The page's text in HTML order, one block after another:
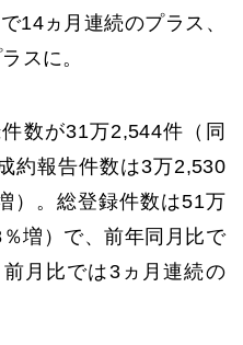
14ヵ月連続のプラス、
スに。
数が31万2,544件（同
約報告件数は3万2,530
）。総登録件数は51万
増）で、前年同月比で
月比では3ヵ月連続の